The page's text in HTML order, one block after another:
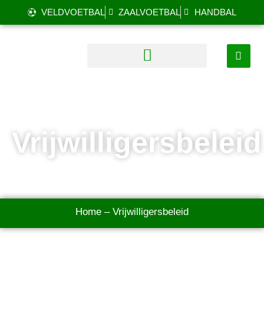
VELDVOETBAL ZAALVOETBAL HANDBAL
Vrijwilligersbeleid
Home – Vrijwilligersbeleid